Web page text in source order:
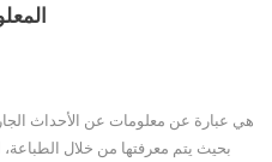
بحيث يتم معرفتها من خلال الطباعة،